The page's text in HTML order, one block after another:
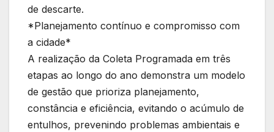
de descarte.
*Planejamento contínuo e compromisso com
a cidade*
A realização da Coleta Programada em três
etapas ao longo do ano demonstra um modelo
de gestão que prioriza planejamento,
constância e eficiência, evitando o acúmulo de
entulhos, prevenindo problemas ambientais e